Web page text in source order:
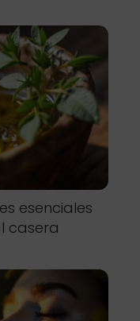
esenciales
casera